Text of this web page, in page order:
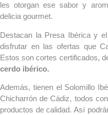
les otorgan ese sabor y
delicia gourmet.
Destacan la Presa Ibérica y
disfrutar en las ofertas que
Estos son cortes certificados,
cerdo ibérico.
Además, tienen el Solomillo
Chicharrón de Cádiz, todos
productos de calidad. Así